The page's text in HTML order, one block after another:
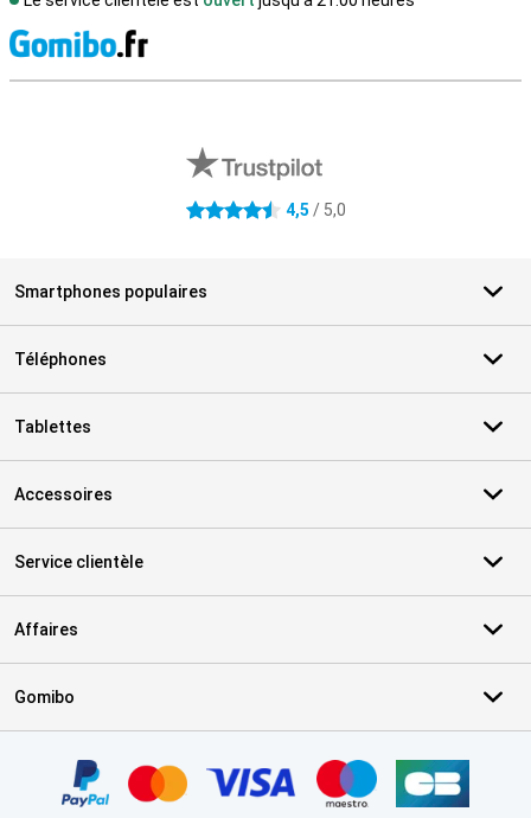
4.5 étoiles 4,5 / 5,0
Smartphones populaires
Téléphones
Tablettes
Accessoires
Service clientèle
Affaires
Gomibo